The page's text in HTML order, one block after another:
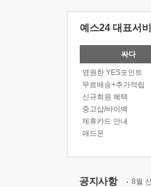
예스24 대표서
싸다
영원한 YES포인트
무료배송+추가적립
신규회원 혜택
중고샵/바이백
제휴카드 안내
애드온
공지사항 8월